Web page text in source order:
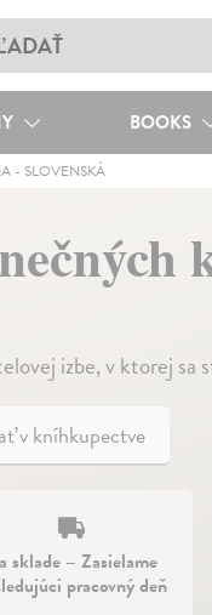
BOOKS
- SLOVENSKÁ
izbe, v ktorej sa
v kníhkupectve
sklade – Zasielame
pracovný deň